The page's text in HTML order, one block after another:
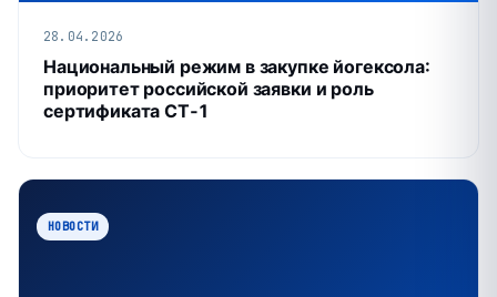
28.04.2026
Национальный режим в закупке йогексола:
приоритет российской заявки и роль
сертификата СТ‑1
НОВОСТИ